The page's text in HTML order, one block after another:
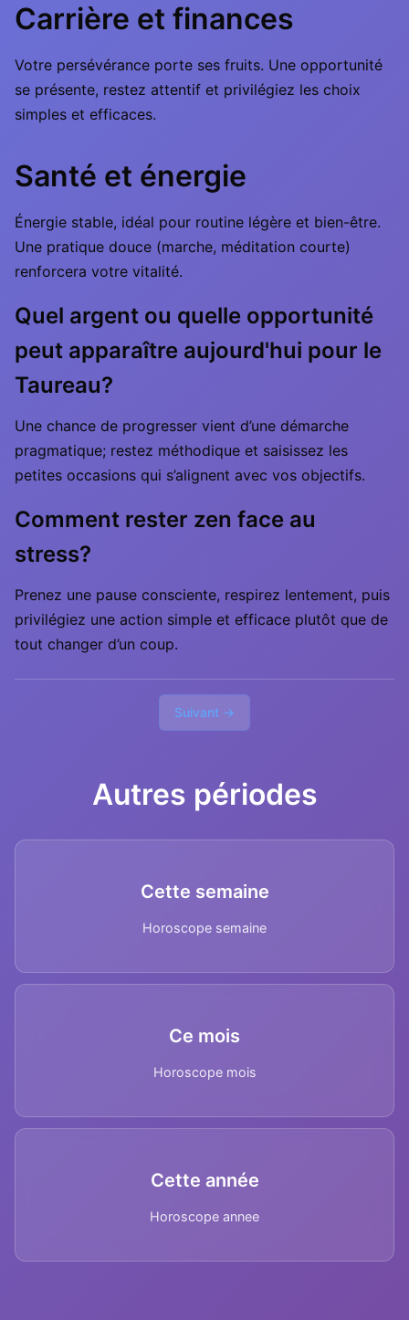
Carrière et finances
Votre persévérance porte ses fruits. Une opportunité
se présente, restez attentif et privilégiez les choix
simples et efficaces.
Santé et énergie
Énergie stable, idéal pour routine légère et bien-être.
Une pratique douce (marche, méditation courte)
renforcera votre vitalité.
Quel argent ou quelle opportunité
peut apparaître aujourd'hui pour le
Taureau?
Une chance de progresser vient d’une démarche
pragmatique; restez méthodique et saisissez les
petites occasions qui s’alignent avec vos objectifs.
Comment rester zen face au
stress?
Prenez une pause consciente, respirez lentement, puis
privilégiez une action simple et efficace plutôt que de
tout changer d’un coup.
Suivant →
Autres périodes
Cette semaine
Horoscope semaine
Ce mois
Horoscope mois
Cette année
Horoscope annee